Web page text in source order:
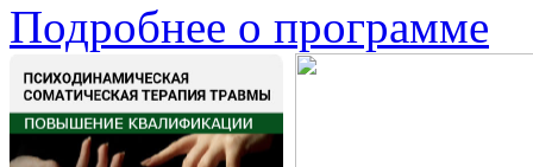
Подробнее о программе